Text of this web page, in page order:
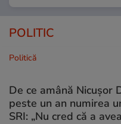
POLITIC
Politică
De ce amână Nicușor
peste un an numirea
SRI: „Nu cred că a